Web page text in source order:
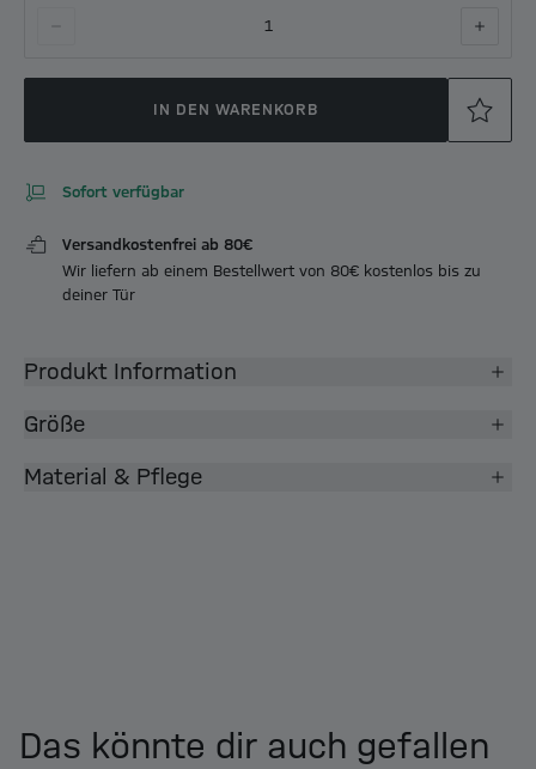
1
IN DEN WARENKORB
Sofort verfügbar
Versandkostenfrei ab 80€
Wir liefern ab einem Bestellwert von 80€ kostenlos bis zu
deiner Tür
Produkt Information
Größe
Material & Pflege
Das könnte dir auch gefallen